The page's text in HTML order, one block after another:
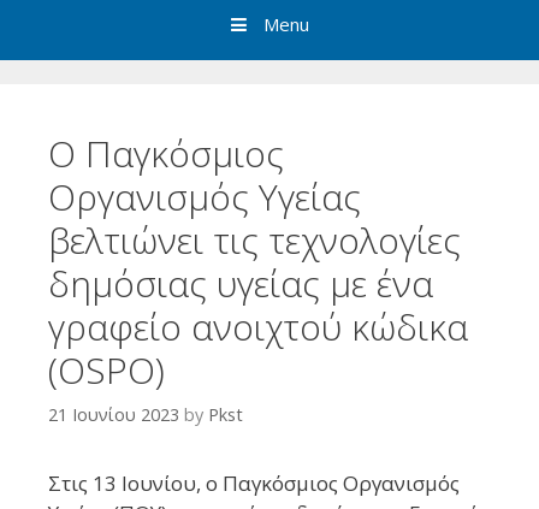
Menu
Ο Παγκόσμιος
Οργανισμός Υγείας
βελτιώνει τις τεχνολογίες
δημόσιας υγείας με ένα
γραφείο ανοιχτού κώδικα
(OSPO)
21 Ιουνίου 2023 by Pkst
Στις 13 Ιουνίου, ο Παγκόσμιος Οργανισμός